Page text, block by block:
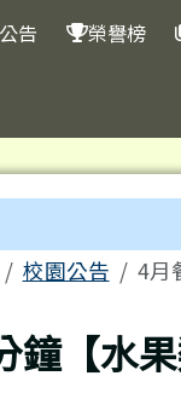
告 榮譽榜
校園公告 4月
【水果